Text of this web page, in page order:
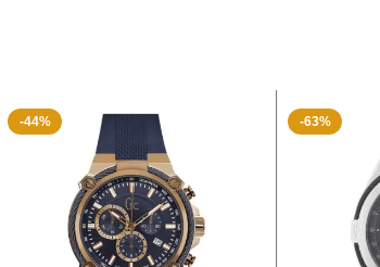
-44% -63%